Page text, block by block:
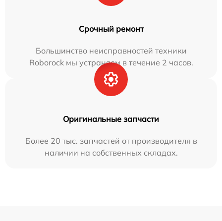
Срочный ремонт
Большинство неисправностей техники
Roborock мы устраняем в течение 2 часов.
Оригинальные запчасти
Более 20 тыс. запчастей от производителя в
наличии на собственных складах.